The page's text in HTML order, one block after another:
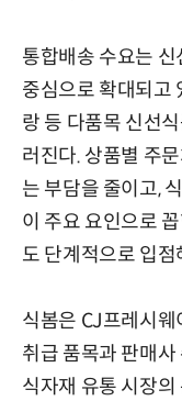
통합배송 수요는
중심으로 확대되고
랑 등 다품목 신선
러진다. 상품별 주
는 부담을 줄이고,
이 주요 요인으로
도 단계적으로 입
식봄은 CJ프레시
취급 품목과 판매
식자재 유통 시장